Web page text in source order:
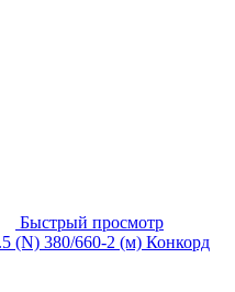
Быстрый просмотр
(N) 380/660-2 (м) Конкорд